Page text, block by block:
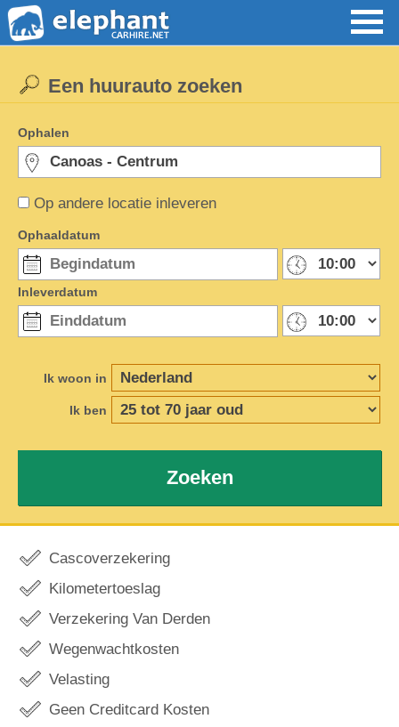
Op andere locatie inleveren
Een huurauto zoeken
Ophalen
Ophaaldatum
Inleverdatum
Ik woon in
Ik ben
Zoeken
Cascoverzekering
Kilometertoeslag
Verzekering Van Derden
Wegenwachtkosten
Velasting
Geen Creditcard Kosten